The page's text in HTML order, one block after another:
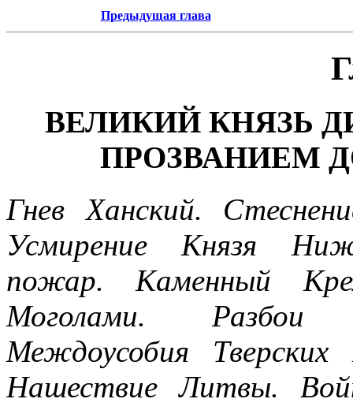
Предыдущая глава
ВЕЛИКИЙ КНЯЗЬ
ПРОЗВАНИЕМ
Гнев Ханский.
Усмирение Князя
пожар. Каменный
Моголами. Разбои
Междоусобия Тверских
Нашествие Литвы.